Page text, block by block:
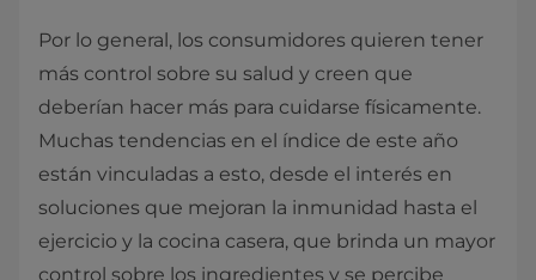
Por lo general, los consumidores quieren tener
más control sobre su salud y creen que
deberían hacer más para cuidarse físicamente.
Muchas tendencias en el índice de este año
están vinculadas a esto, desde el interés en
soluciones que mejoran la inmunidad hasta el
ejercicio y la cocina casera, que brinda un mayor
control sobre los ingredientes y se percibe